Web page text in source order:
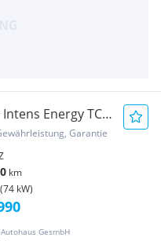
Energy TCe
Garantie
km
kW)
GesmbH